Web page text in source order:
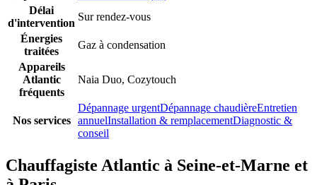
Délai
d'intervention
Sur rendez-vous
Énergies
traitées
Gaz à condensation
Appareils
Atlantic
fréquents
Naia Duo, Cozytouch
Nos services
Dépannage urgentDépannage chaudièreEntretien
annuelInstallation & remplacementDiagnostic &
conseil
Chauffagiste Atlantic à Seine-et-Marne et